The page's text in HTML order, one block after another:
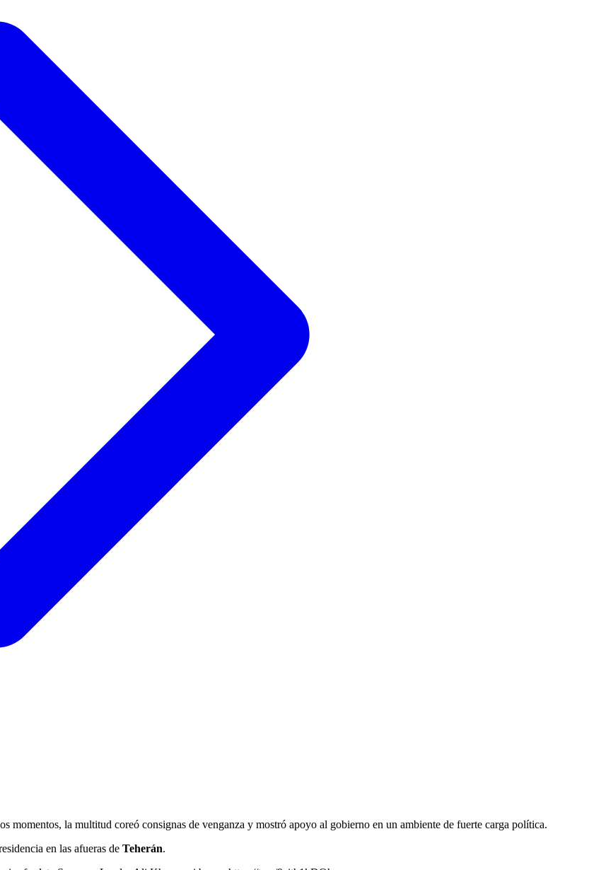
momentos, la multitud coreó consignas de venganza y mostró apoyo al gobierno en un ambiente de fuerte carga política.
en las afueras de Teherán.